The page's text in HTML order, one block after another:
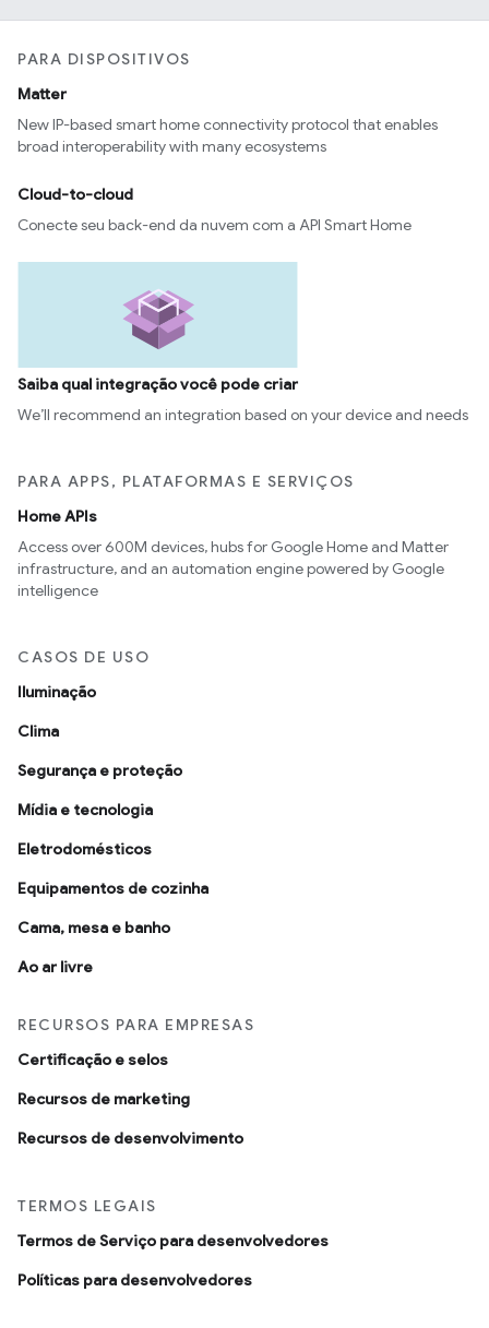
PARA DISPOSITIVOS
Matter
New IP-based smart home connectivity protocol that enables
broad interoperability with many ecosystems
Cloud-to-cloud
Conecte seu back-end da nuvem com a API Smart Home
Saiba qual integração você pode criar
We’ll recommend an integration based on your device and needs
PARA APPS, PLATAFORMAS E SERVIÇOS
Home APIs
Access over 600M devices, hubs for Google Home and Matter
infrastructure, and an automation engine powered by Google
intelligence
CASOS DE USO
Iluminação
Clima
Segurança e proteção
Mídia e tecnologia
Eletrodomésticos
Equipamentos de cozinha
Cama, mesa e banho
Ao ar livre
RECURSOS PARA EMPRESAS
Certificação e selos
Recursos de marketing
Recursos de desenvolvimento
TERMOS LEGAIS
Termos de Serviço para desenvolvedores
Políticas para desenvolvedores